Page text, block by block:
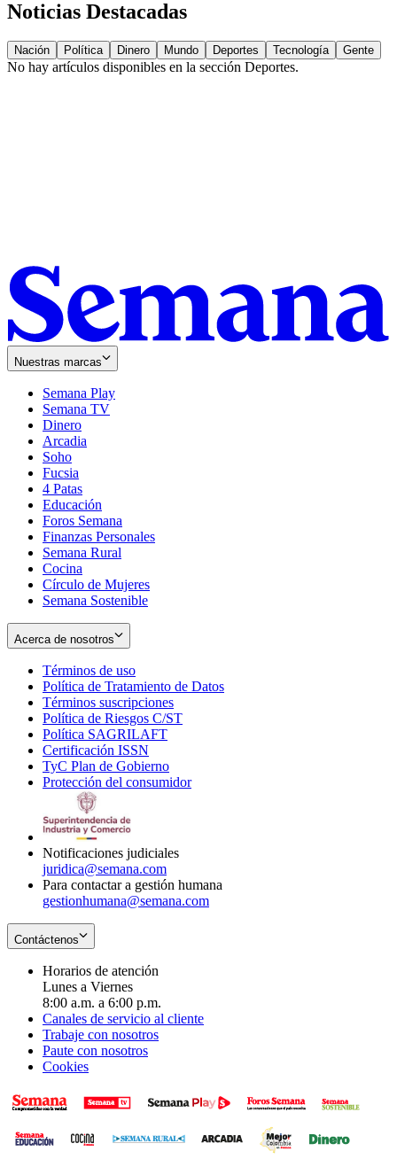
Noticias Destacadas
Nación Política Dinero Mundo Deportes Tecnología Gente
No hay artículos disponibles en la sección Deportes.
Nuestras marcas
Semana Play
Semana TV
Dinero
Arcadia
Soho
in
new
window
Fucsia
in
new
window
4 Patas
Educación
Foros Semana
Finanzas Personales
Semana Rural
Cocina
Círculo de Mujeres
Semana Sostenible
Acerca de nosotros
Términos de uso
in
new
window
Política de Tratamiento de Datos
Términos suscripciones
in
Política de Riesgos C/ST
Política SAGRILAFT
new
window
Certificación ISSN
in
new
TyC Plan de Gobierno
in
Protección del consumidorOpens
Notificaciones judiciales
juridica@semana.com
Para contactar a gestión humana
gestionhumana@semana.com
Contáctenos
Horarios de atención
Lunes a Viernes
8:00 a.m. a 6:00 p.m.
Canales de servicio al cliente
Trabaje con nosotros
Paute con nosotros
Cookies